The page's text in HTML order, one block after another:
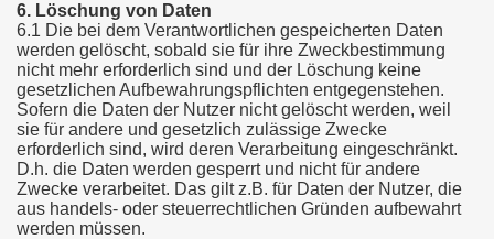
6. Löschung von Daten
6.1 Die bei dem Verantwortlichen gespeicherten Daten
werden gelöscht, sobald sie für ihre Zweckbestimmung
nicht mehr erforderlich sind und der Löschung keine
gesetzlichen Aufbewahrungspflichten entgegenstehen.
Sofern die Daten der Nutzer nicht gelöscht werden, weil
sie für andere und gesetzlich zulässige Zwecke
erforderlich sind, wird deren Verarbeitung eingeschränkt.
D.h. die Daten werden gesperrt und nicht für andere
Zwecke verarbeitet. Das gilt z.B. für Daten der Nutzer, die
aus handels- oder steuerrechtlichen Gründen aufbewahrt
werden müssen.